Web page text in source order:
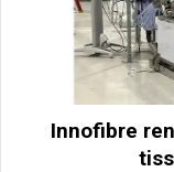
Innofibre